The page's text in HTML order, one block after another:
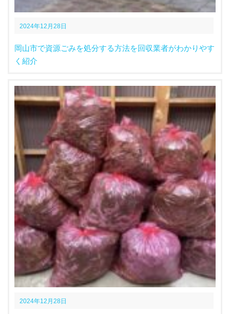
2024年12月28日
岡山市で資源ごみを処分する方法を回収業者がわかりやす
く紹介
2024年12月28日